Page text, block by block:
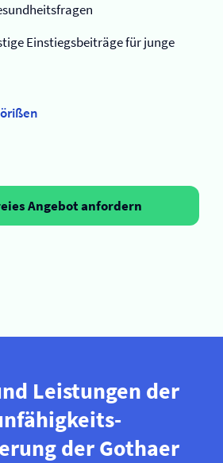
Einstiegsbeiträge für junge
Angebot anfordern
Leistungen der
der Gothaer